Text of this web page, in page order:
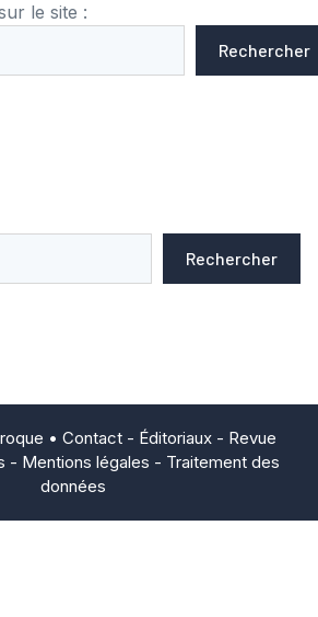
le site :
Rechercher
Rechercher
• Contact - Éditoriaux - Revue
- Mentions légales - Traitement des
données